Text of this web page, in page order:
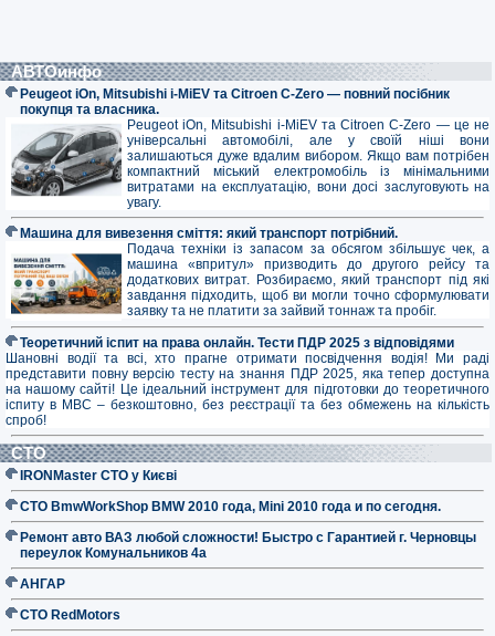
АВТОинфо
Peugeot iOn, Mitsubishi i-MiEV та Citroen C-Zero — повний посібник
покупця та власника.
Peugeot iOn, Mitsubishi i-MiEV та Citroen C-Zero — це не
універсальні автомобілі, але у своїй ніші вони
залишаються дуже вдалим вибором. Якщо вам потрібен
компактний міський електромобіль із мінімальними
витратами на експлуатацію, вони досі заслуговують на
увагу.
Машина для вивезення сміття: який транспорт потрібний.
Подача техніки із запасом за обсягом збільшує чек, а
машина «впритул» призводить до другого рейсу та
додаткових витрат. Розбираємо, який транспорт під які
завдання підходить, щоб ви могли точно сформулювати
заявку та не платити за зайвий тоннаж та пробіг.
Теоретичний іспит на права онлайн. Тести ПДР 2025 з відповідями
Шановні водії та всі, хто прагне отримати посвідчення водія! Ми раді
представити повну версію тесту на знання ПДР 2025, яка тепер доступна
на нашому сайті! Це ідеальний інструмент для підготовки до теоретичного
іспиту в МВС – безкоштовно, без реєстрації та без обмежень на кількість
спроб!
СТО
IRONMaster СТО у Києві
СТО BmwWorkShop BMW 2010 года, Mini 2010 года и по сегодня.
Ремонт авто ВАЗ любой сложности! Быстро с Гарантией г. Черновцы
переулок Комунальников 4а
АНГАР
СТО RedMotors